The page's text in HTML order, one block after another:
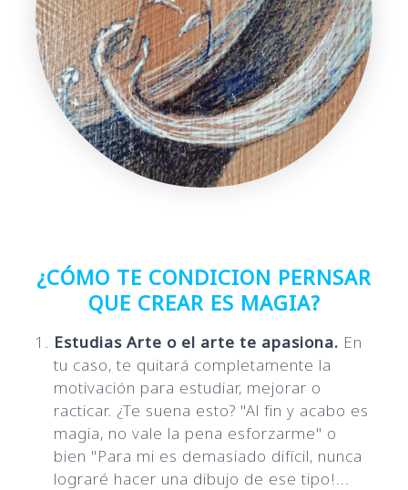
¿CÓMO TE CONDICION PERNSAR
QUE CREAR ES MAGIA?
Estudias Arte o el arte te apasiona. En
tu caso, te quitará completamente la
motivación para estudiar, mejorar o
racticar. ¿Te suena esto? "Al fin y acabo es
magia, no vale la pena esforzarme" o
bien "Para mi es demasiado difícil, nunca
lograré hacer una dibujo de ese tipo!...